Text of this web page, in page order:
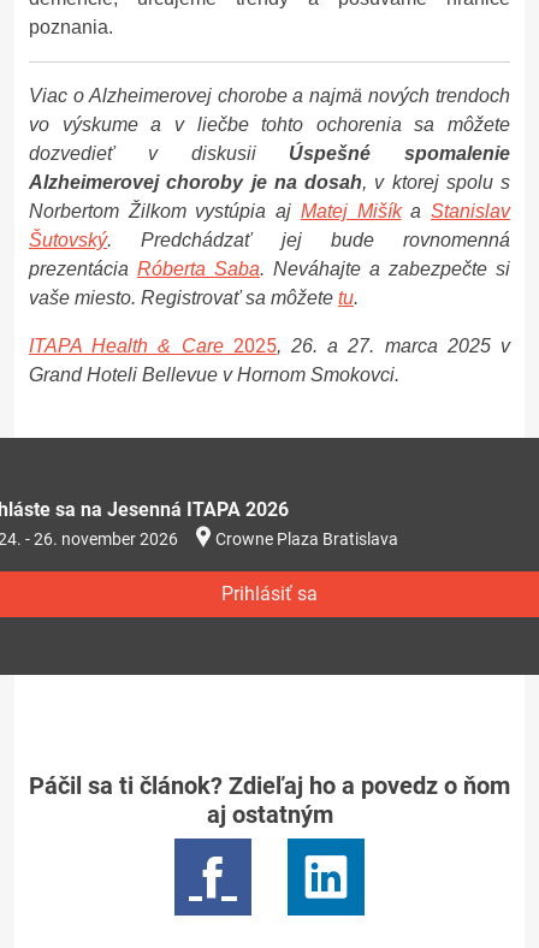
poznania.
Viac o Alzheimerovej chorobe a najmä nových trendoch
vo výskume a v liečbe tohto ochorenia sa môžete
dozvedieť v diskusii Úspešné spomalenie
Alzheimerovej choroby je na dosah, v ktorej spolu s
Norbertom Žilkom vystúpia aj Matej MišíkaStanislav
Šutovský. Predchádzať jej bude rovnomenná
prezentácia Róberta Saba. Neváhajte a zabezpečte si
vaše miesto. Registrovať sa môžete tu.
ITAPA Health & Care2025, 26. a 27. marca 2025 v
Grand Hoteli Bellevue v Hornom Smokovci.
sa na Jesenná ITAPA 2026
- 26. november 2026 Crowne Plaza Bratislava
Prihlásiť sa
Páčil sa ti článok? Zdieľaj ho a povedz o ňom
aj ostatným